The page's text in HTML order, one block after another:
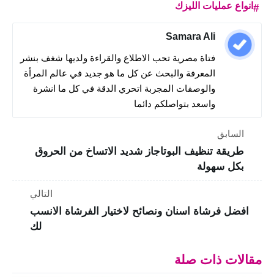
انواع عمليات الليزك
Samara Ali
فتاة مصرية تحب الاطلاع والقراءة ولديها شغف بنشر
المعرفة والبحث عن كل ما هو جديد في عالم المرأة
والوصفات المجربة اتحري الدقة في كل ما انشرة
واسعد بتواصلكم دائما
السابق
طريقة تنظيف البوتاجاز شديد الاتساخ من الحروق
بكل سهولة
التالي
افضل فرشاة اسنان ونصائح لاختيار الفرشاة الانسب
لك
مقالات ذات صلة